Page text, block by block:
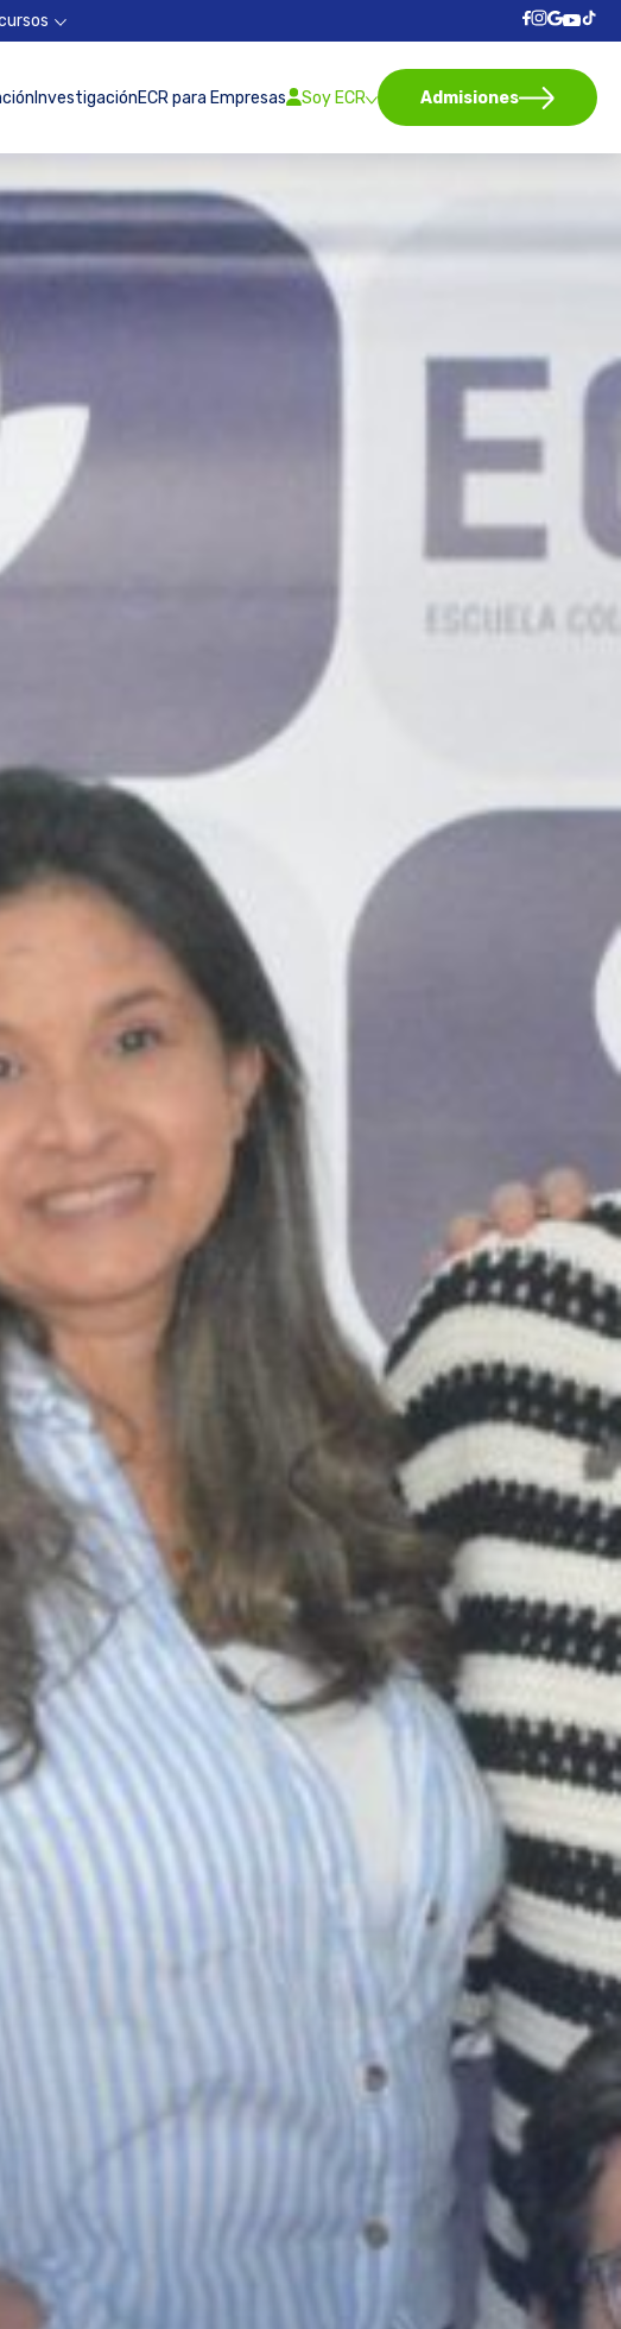
InvestigaciónECR para Empresas Soy ECR Admisiones